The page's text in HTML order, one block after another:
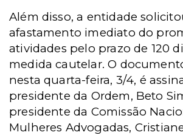
Além disso, a entidade
afastamento imediato do
atividades pelo prazo de 120
medida cautelar. O
nesta quarta-feira, 3/4, é
presidente da Ordem, Beto
presidente da Comissão
Mulheres Advogadas,